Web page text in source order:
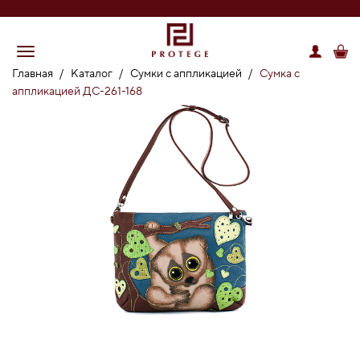
Главная / Каталог / Сумки с аппликацией / Сумка с
аппликацией ДС-261-168